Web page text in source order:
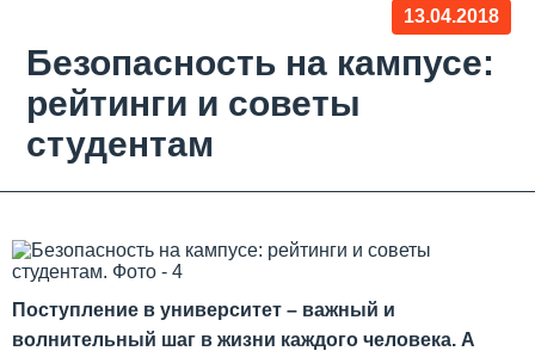
Безопасность на кампусе:
рейтинги и советы
студентам
13.04.2018
Поступление в университет – важный и
волнительный шаг в жизни каждого человека. А